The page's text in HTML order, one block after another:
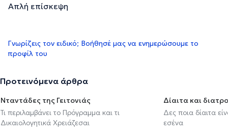
Απλή επίσκεψη
Γνωρίζεις τον ειδικό; Βοήθησέ μας να ενημερώσουμε το
προφίλ του
Προτεινόμενα άρθρα
Νταντάδες της Γειτονιάς
Τι περιλαμβάνει το Πρόγραμμα και τι
Δικαιολογητικά Χρειάζεσαι
Δίαιτα και
Δες ποια δίαιτα
εσένα